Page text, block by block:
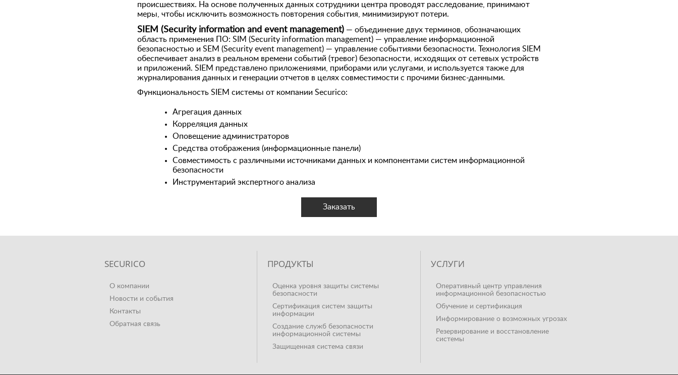
происшествиях. На основе полученных данных сотрудники центра проводят расследование, принимают
меры, чтобы исключить возможность повторения события, минимизируют потери.
SIEM (Security information and event management) — объединение двух терминов, обозначающих
область применения ПО: SIM (Security information management) — управление информационной
безопасностью и SEM (Security event management) — управление событиями безопасности. Технология SIEM
обеспечивает анализ в реальном времени событий (тревог) безопасности, исходящих от сетевых устройств
и приложений. SIEM представлено приложениями, приборами или услугами, и используется также для
журналирования данных и генерации отчетов в целях совместимости с прочими бизнес-данными.
Функциональность SIEM системы от компании Securico:
Агрегация данных
Корреляция данных
Оповещение администраторов
Средства отображения (информационные панели)
Совместимость с различными источниками данных и компонентами систем информационной
безопасности
Инструментарий экспертного анализа
Заказать
SECURICO
О компании
Новости и события
Контакты
Обратная связь
ПРОДУКТЫ
Оценка уровня защиты системы
безопасности
Сертификация систем защиты
информации
Создание служб безопасности
информационной системы
Защищенная система связи
УСЛУГИ
Оперативный центр управления
информационной безопасностью
Обучение и сертификация
Информирование о возможных угрозах
Резервирование и восстановление
системы